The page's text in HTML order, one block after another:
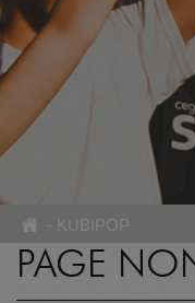
- KUBIPOP
PAGE